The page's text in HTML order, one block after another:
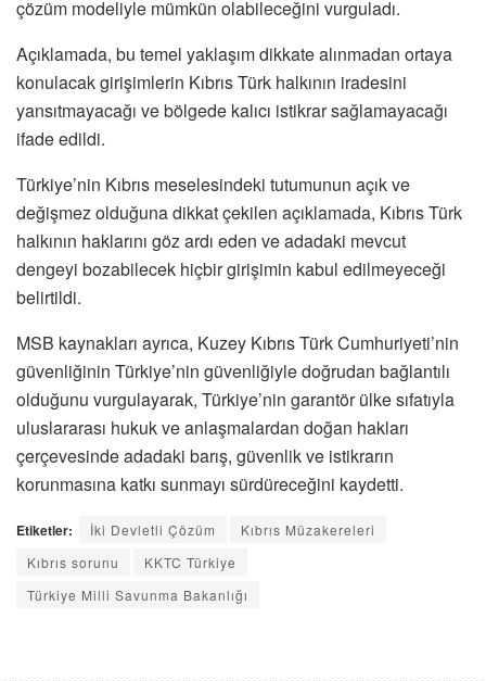
çözüm modeliyle mümkün olabileceğini vurguladı.
Açıklamada, bu temel yaklaşım dikkate alınmadan ortaya
konulacak girişimlerin Kıbrıs Türk halkının iradesini
yansıtmayacağı ve bölgede kalıcı istikrar sağlamayacağı
ifade edildi.
Türkiye’nin Kıbrıs meselesindeki tutumunun açık ve
değişmez olduğuna dikkat çekilen açıklamada, Kıbrıs Türk
halkının haklarını göz ardı eden ve adadaki mevcut
dengeyi bozabilecek hiçbir girişimin kabul edilmeyeceği
belirtildi.
MSB kaynakları ayrıca, Kuzey Kıbrıs Türk Cumhuriyeti’nin
güvenliğinin Türkiye’nin güvenliğiyle doğrudan bağlantılı
olduğunu vurgulayarak, Türkiye’nin garantör ülke sıfatıyla
uluslararası hukuk ve anlaşmalardan doğan hakları
çerçevesinde adadaki barış, güvenlik ve istikrarın
korunmasına katkı sunmayı sürdüreceğini kaydetti.
Etiketler: İki Devletli Çözüm
Kıbrıs Müzakereleri
Kıbrıs sorunu
KKTC Türkiye
Türkiye Milli Savunma Bakanlığı